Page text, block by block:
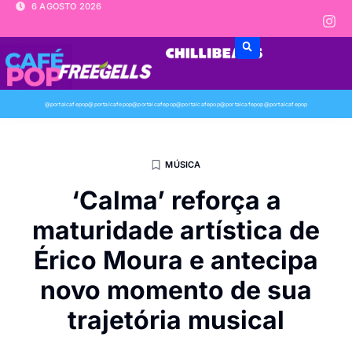
6 AGOSTO 2026
@portalcafepop@portalcafepop@portalcafepop@portalcafepop@portalcafepop@portalcafepop
MÚSICA
‘Calma’ reforça a
maturidade artística de
Érico Moura e antecipa
novo momento de sua
trajetória musical